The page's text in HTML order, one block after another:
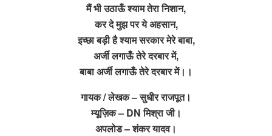
मैं भी उठाऊँ श्याम तेरा निशान,
कर दे मुझ पर ये अहसान,
इच्छा बड़ी है श्याम सरकार मेरे बाबा,
अर्जी लगाऊँ तेरे दरबार में,
बाबा अर्जी लगाऊँ तेरे दरबार में।।
गायक / लेखक – सुधीर राजपूत।
म्यूज़िक – DN मिश्रा जी।
अपलोड – शंकर यादव।